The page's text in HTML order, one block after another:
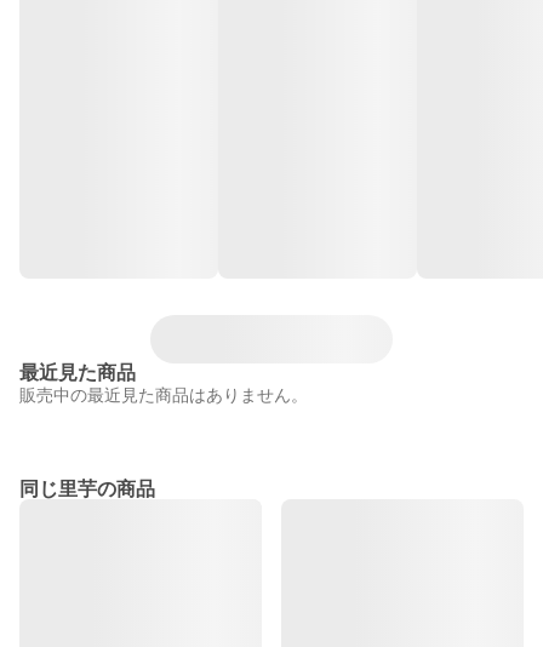
最近見た商品
販売中の最近見た商品はありません。
同じ里芋の商品